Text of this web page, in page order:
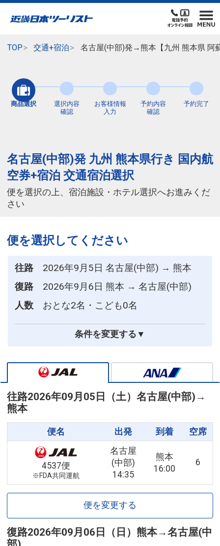
TOP 交通+宿泊 名古屋(中部)発→熊本【九州 熊本県 阿
商品選択
選択内容
確認
お客様情報
入力
予約内容
確認
予約完了
名古屋(中部)発 九州 熊本県行き 国内航
空券+宿泊 交通宿泊選択
便を選択の上、宿泊施設・ホテル選択へお進みくだ
さい
便を選択してください
往路
2026年9月5日 名古屋(中部) → 熊本
復路
2026年9月6日 熊本 → 名古屋(中部)
人数
おとな2名・こども0名
条件を変更する▼
往路2026年09月05日（土） 名古屋(中部) →
熊本
便名 出発 到着 空席
4537便
※FDA共同運航
名古屋
(中部)
14:35
熊本
16:00
6
便を変更する
復路2026年09月06日（日） 熊本→名古屋(中